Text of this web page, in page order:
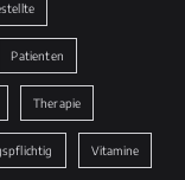
Patienten
Therapie
Vitamine